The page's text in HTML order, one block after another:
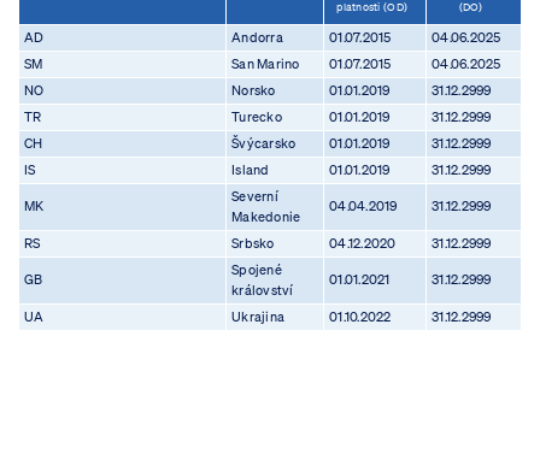
platnosti (OD)
(DO)
AD Andorra 01.07.2015
04.06.2025
SM
San Marino 01.07.2015
04.06.2025
NO
Norsko 01.01.2019
31.12.2999
TR
Turecko 01.01.2019
31.12.2999
CH
Švýcarsko 01.01.2019
31.12.2999
IS
Island 01.01.2019 31.12.2999
MK
Severní
Makedonie
04.04.2019 31.12.2999
RS Srbsko 04.12.2020 31.12.2999
GB
Spojené
království
01.01.2021 31.12.2999
UA Ukrajina 01.10.2022 31.12.2999